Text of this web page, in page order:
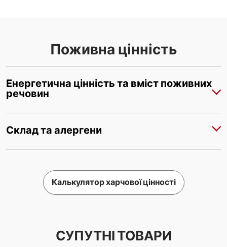
Поживна цінність
Енергетична цінність та вміст поживних
речовин
Склад та алергени
Калькулятор харчової цінності
СУПУТНІ ТОВАРИ